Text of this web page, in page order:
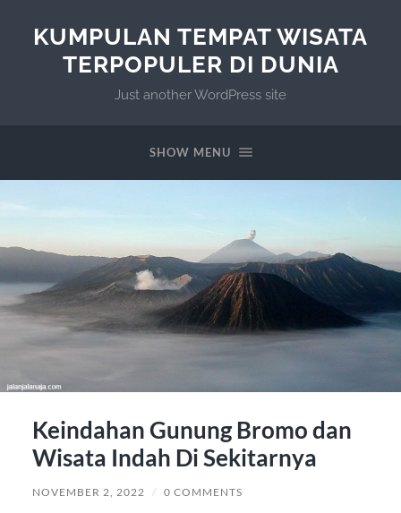
KUMPULAN TEMPAT WISATA
TERPOPULER DI DUNIA
Just another WordPress site
SHOW MENU
Keindahan Gunung Bromo dan
Wisata Indah Di Sekitarnya
NOVEMBER 2, 2022 / 0 COMMENTS